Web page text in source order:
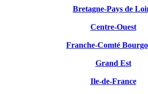
Bretagne-Pays de
Centre-Ouest
Franche-Comté
Grand Est
Ile-de-France